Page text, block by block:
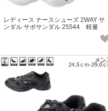
レディース ナースシューズ 2WAY サ
ンダル サボサンダル 25544 軽量